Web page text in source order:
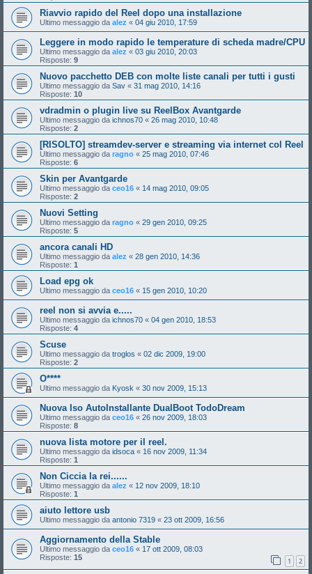
Riavvio rapido del Reel dopo una installazione
Ultimo messaggio da alez « 04 giu 2010, 17:59
Leggere in modo rapido le temperature di scheda madre/CPU
Ultimo messaggio da alez « 03 giu 2010, 20:03
Risposte: 9
Nuovo pacchetto DEB con molte liste canali per tutti i gusti
Ultimo messaggio da Sav « 31 mag 2010, 14:16
Risposte: 10
vdradmin o plugin live su ReelBox Avantgarde
Ultimo messaggio da ichnos70 « 26 mag 2010, 10:48
Risposte: 2
[RISOLTO] streamdev-server e streaming via internet col Reel
Ultimo messaggio da ragno « 25 mag 2010, 07:46
Risposte: 6
Skin per Avantgarde
Ultimo messaggio da ceo16 « 14 mag 2010, 09:05
Risposte: 2
Nuovi Setting
Ultimo messaggio da ragno « 29 gen 2010, 09:25
Risposte: 5
ancora canali HD
Ultimo messaggio da alez « 28 gen 2010, 14:36
Risposte: 1
Load epg ok
Ultimo messaggio da ceo16 « 15 gen 2010, 10:20
reel non si avvia e.....
Ultimo messaggio da ichnos70 « 04 gen 2010, 18:53
Risposte: 4
Scuse
Ultimo messaggio da troglos « 02 dic 2009, 19:00
Risposte: 2
O****
Ultimo messaggio da Kyosk « 30 nov 2009, 15:13
Nuova Iso AutoInstallante DualBoot TodoDream
Ultimo messaggio da ceo16 « 26 nov 2009, 18:03
Risposte: 8
nuova lista motore per il reel.
Ultimo messaggio da idsoca « 16 nov 2009, 11:34
Risposte: 1
Non Ciccia la rei......
Ultimo messaggio da alez « 12 nov 2009, 18:10
Risposte: 1
aiuto lettore usb
Ultimo messaggio da antonio 7319 « 23 ott 2009, 16:56
Aggiornamento della Stable
Ultimo messaggio da ceo16 « 17 ott 2009, 08:03
Risposte: 15 1 2